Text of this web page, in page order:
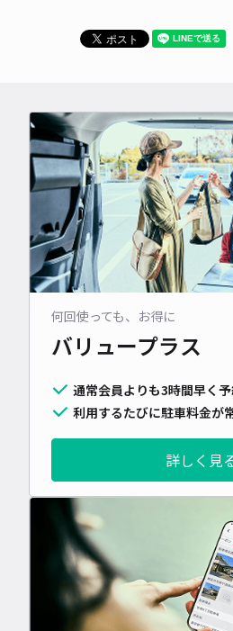
何回使っても、お得に
バリュープラス
通常会員よりも3時間早く
利用するたびに駐車料金が
詳しく見